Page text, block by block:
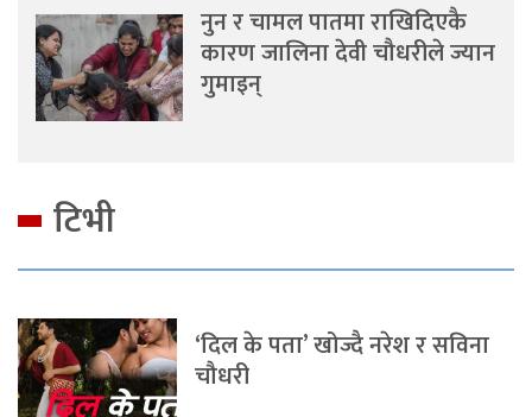
नुन र चामल पातमा राखिदिएकै
कारण जालिना देवी चौधरीले ज्यान
गुमाइन्
टिभी
‘दिल के पता’ खोज्दै नरेश र सविना
चौधरी